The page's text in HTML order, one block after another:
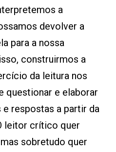
a
devolver a
para a nossa
construirmos a
da leitura nos
questionar e elaborar
e respostas a partir da
leitor crítico quer
sobretudo quer